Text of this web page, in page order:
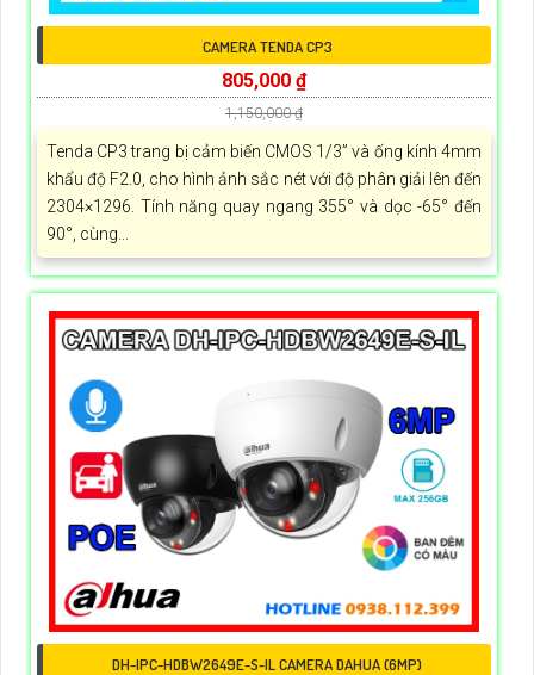
CAMERA TENDA CP3
805,000 ₫
1,150,000 ₫
Tenda CP3 trang bị cảm biến CMOS 1/3” và ống kính 4mm
khẩu độ F2.0, cho hình ảnh sắc nét với độ phân giải lên đến
2304×1296. Tính năng quay ngang 355° và dọc -65° đến
90°, cùng...
DH-IPC-HDBW2649E-S-IL CAMERA DAHUA (6MP)